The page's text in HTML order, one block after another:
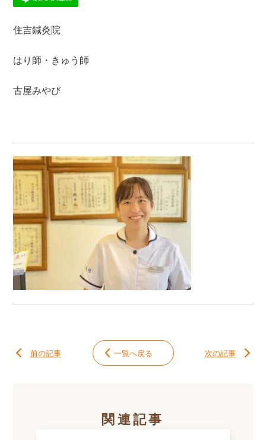
住吉鍼灸院
はり師・きゅう師
古屋みやび
前の記事 一覧へ戻る 次の記事
関連記事